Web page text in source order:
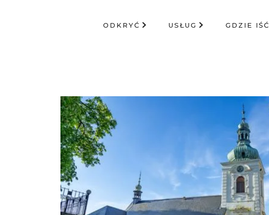
ODKRYĆ USŁUG GDZIE IŚĆ